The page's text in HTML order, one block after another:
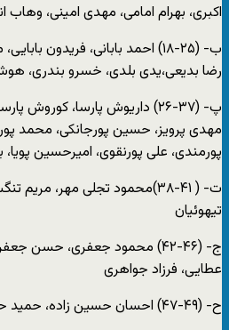
اکبری، بهرام امامی، مهدی امینی، وهاب
ب- (۲۵-۱۸) احمد بابانی، فریدون
رضا بدیعی،یدی بلدی، خسرو بندری،
پ- (۳۷-۲۶) داریوش پارسا، کوروش
مهدی پرویز، حسین پورجانکی، محمد
پورمندی، علی پورنقوی، امیرحسین پویا،
ت- ( ۴۱-۳۸)محمود تجلی مهر،
تیهوئیان
ج- (۴۶-۴۲) محمود جعفری، حسن
عطایی، فرزاد جواهری
ح- (۴۹-۴۷) احسان حسین زاده، حمید حسینی، شهرزاد حسینی